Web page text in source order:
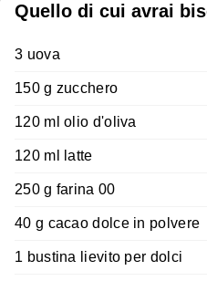
Quello di cui avrai
3 uova
150 g zucchero
120 ml olio d'oliva
120 ml latte
250 g farina 00
40 g cacao dolce in polvere
1 bustina lievito per dolci